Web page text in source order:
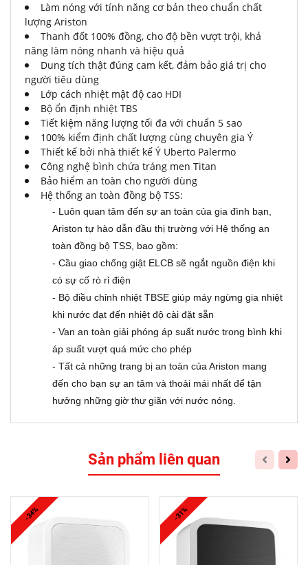
Làm nóng với tính năng cơ bản theo chuẩn chất
lượng Ariston
Thanh đốt 100% đồng, cho độ bền vượt trội, khả
năng làm nóng nhanh và hiệu quả
Dung tích thật đúng cam kết, đảm bảo giá trị cho
người tiêu dùng
Lớp cách nhiệt mật độ cao HDI
Bộ ổn định nhiệt TBS
Tiết kiệm năng lượng tối đa với chuẩn 5 sao
100% kiểm định chất lượng cùng chuyên gia Ý
Thiết kế bởi nhà thiết kế Ý Uberto Palermo
Công nghệ bình chứa tráng men Titan
Bảo hiểm an toàn cho người dùng
Hệ thống an toàn đồng bộ TSS:
- Luôn quan tâm đến sự an toàn của gia đình bạn,
Ariston tự hào dẫn đầu thị trường với Hệ thống an
toàn đồng bộ TSS, bao gồm:
- Cầu giao chống giật ELCB sẽ ngắt nguồn điện khi
có sự cố rò rỉ điện
- Bộ điều chỉnh nhiệt TBSE giúp máy ngừng gia nhiệt
khi nước đạt đến nhiệt độ cài đặt sẵn
- Van an toàn giải phóng áp suất nước trong bình khi
áp suất vượt quá mức cho phép
- Tất cả những trang bị an toàn của Ariston mang
đến cho bạn sự an tâm và thoải mái nhất để tận
hưởng những giờ thư giãn với nước nóng.
Sản phẩm liên quan
-34% -31%